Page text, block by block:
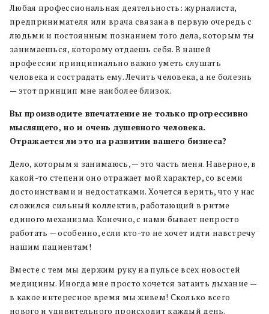
Любая профессиональная деятельность: журналиста,
предпринимателя или врача связана в первую очередь с
людьми и постоянным познанием того дела, которым ты
занимаешься, которому отдаешь себя. В нашей
профессии принципиально важно уметь слушать
человека и сострадать ему. Лечить человека, а не болезнь
— этот принцип мне наиболее близок.
Вы производите впечатление не только прогрессивно
мыслящего, но и очень душевного человека.
Отражается ли это на развитии вашего бизнеса?
Дело, которым я занимаюсь, — это часть меня. Наверное, в
какой-то степени оно отражает мой характер, со всеми
достоинствами и недостатками. Хочется верить, что у нас
сложился сильный коллектив, работающий в ритме
единого механизма. Конечно, с нами бывает непросто
работать — особенно, если кто-то не хочет идти навстречу
нашим пациентам!
Вместе с тем мы держим руку на пульсе всех новостей
медицины. Иногда мне просто хочется затаить дыхание —
в какое интересное время мы живем! Сколько всего
нового и удивительного происходит каждый день.